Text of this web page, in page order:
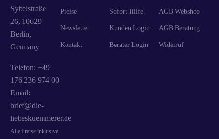
Sybelstraße
26, 10629
Berlin,
Germany
Telefon: +49
176 236 974 00
Email:
brief@die-
liebeskuemmerer.de
Alle Preise inklusive
Preise
Newsletter
Kontakt
Sofort Hilfe
Kunden Login
Berater Login
AGB Webshop
AGB Beratung
Widerruf